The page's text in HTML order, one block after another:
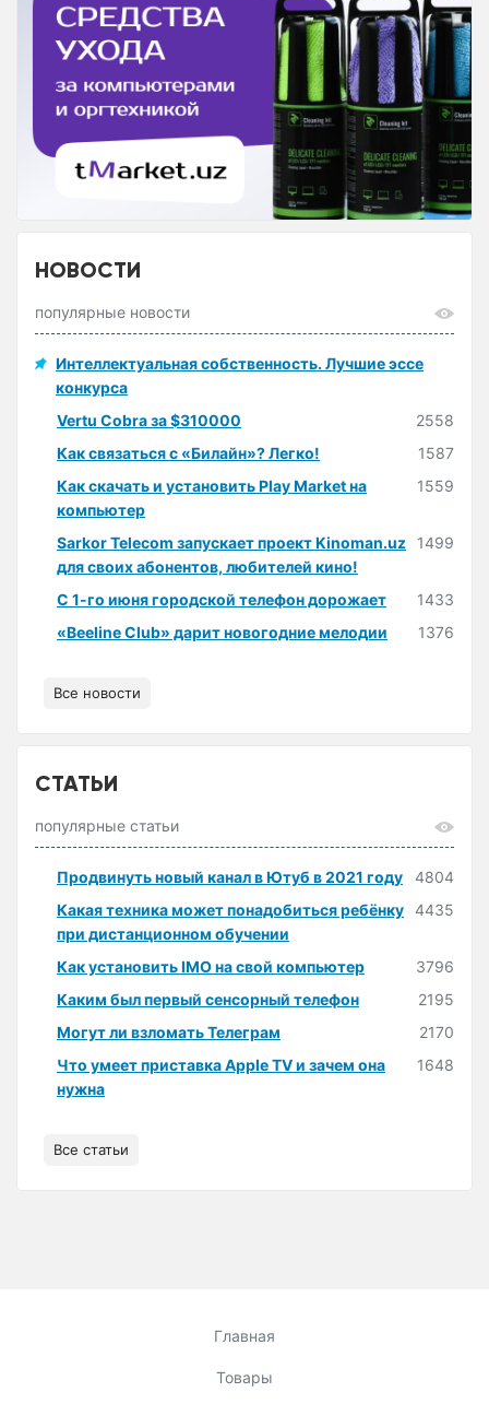
НОВОСТИ
популярные новости
Интеллектуальная собственность. Лучшие эссе
конкурса
Vertu Cobra за $310000
2558
Как связаться с «Билайн»? Легко!
1587
Как скачать и установить Play Market на
компьютер
1559
Sarkor Telecom запускает проект Kinoman.uz
для своих абонентов, любителей кино!
1499
С 1-го июня городской телефон дорожает
1433
«Beeline Club» дарит новогодние мелодии
1376
Все новости
СТАТЬИ
популярные статьи
Продвинуть новый канал в Ютуб в 2021 году
4804
Какая техника может понадобиться ребёнку
при дистанционном обучении
4435
Как установить IMO на свой компьютер
3796
Каким был первый сенсорный телефон
2195
Могут ли взломать Телеграм
2170
Что умеет приставка Apple TV и зачем она
нужна
1648
Все статьи
Главная
Товары